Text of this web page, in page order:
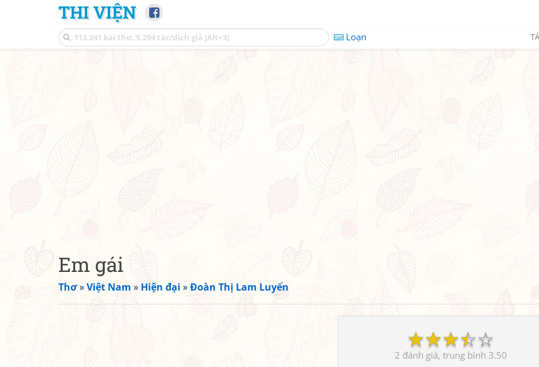
THI VIỆN
Loạn
Em gái
Thơ»Việt Nam » Hiện đại »Đoàn Thị Lam Luyến
☆
☆
☆
☆
☆
2 3.50